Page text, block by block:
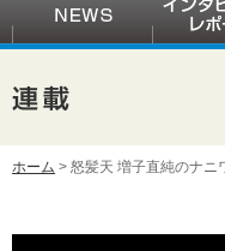
ホーム > 怒髪天 増子直純のナニ